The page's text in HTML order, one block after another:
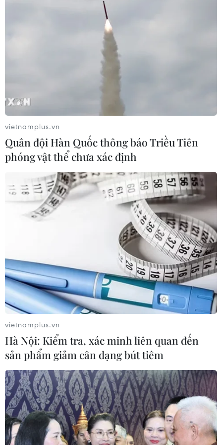
lần này. Đây chắc chắn sẽ là một chương trình
đầy sắc màu của nghệ thuật opera, góp phần
mang lại sự kích thích sáng tạo, năng lượng tích
cực cho người thưởng thức./.
#Opera
#nghệ thuật kinh điển
Tp. Hồ Chí Minh
TIN LIÊN QUAN
vietnamplus.vn
Quân đội Hàn Quốc thông báo Triều Tiên
phóng vật thể chưa xác định
vietnamplus.vn
Hà Nội: Kiểm tra, xác minh liên quan đến
sản phẩm giảm cân dạng bút tiêm